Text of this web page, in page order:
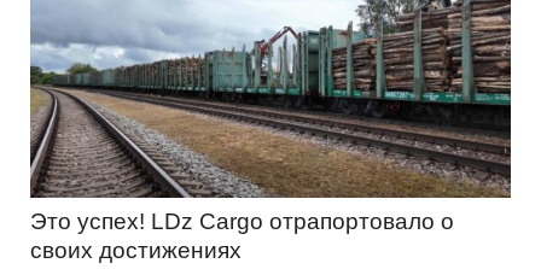
Это успех! LDz Cargo отрапортовало о
своих достижениях